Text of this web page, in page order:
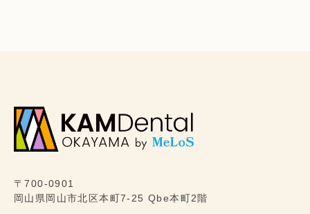
〒700-0901
岡山県岡山市北区本町7-25 Qbe本町2階